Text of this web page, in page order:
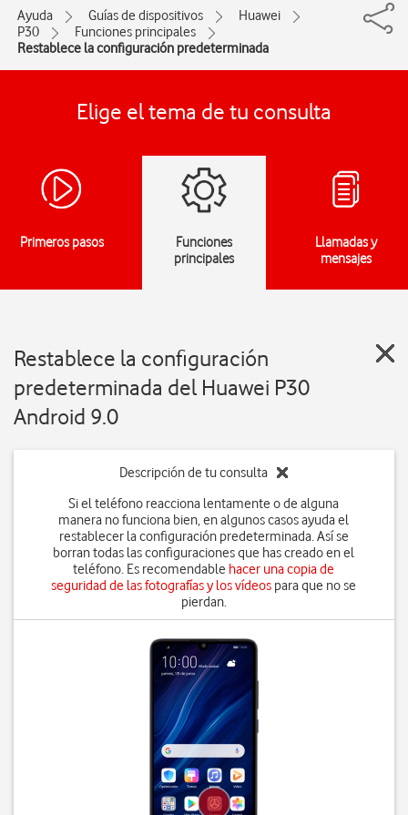
Ayuda Guías de dispositivos
Huawei
P30
Funciones principales
Restablece la configuración predeterminada
Elige el tema de tu consulta
Primeros pasos
Funciones
principales
Llamadas y
mensajes
Restablece la configuración
predeterminada del Huawei P30
Android 9.0
Descripción de tu consulta
Si el teléfono reacciona lentamente o de alguna
manera no funciona bien, en algunos casos ayuda el
restablecer la configuración predeterminada. Así se
borran todas las configuraciones que has creado en el
teléfono. Es recomendable hacer una copia de
seguridad de las fotografías y los vídeos para que no se
pierdan.